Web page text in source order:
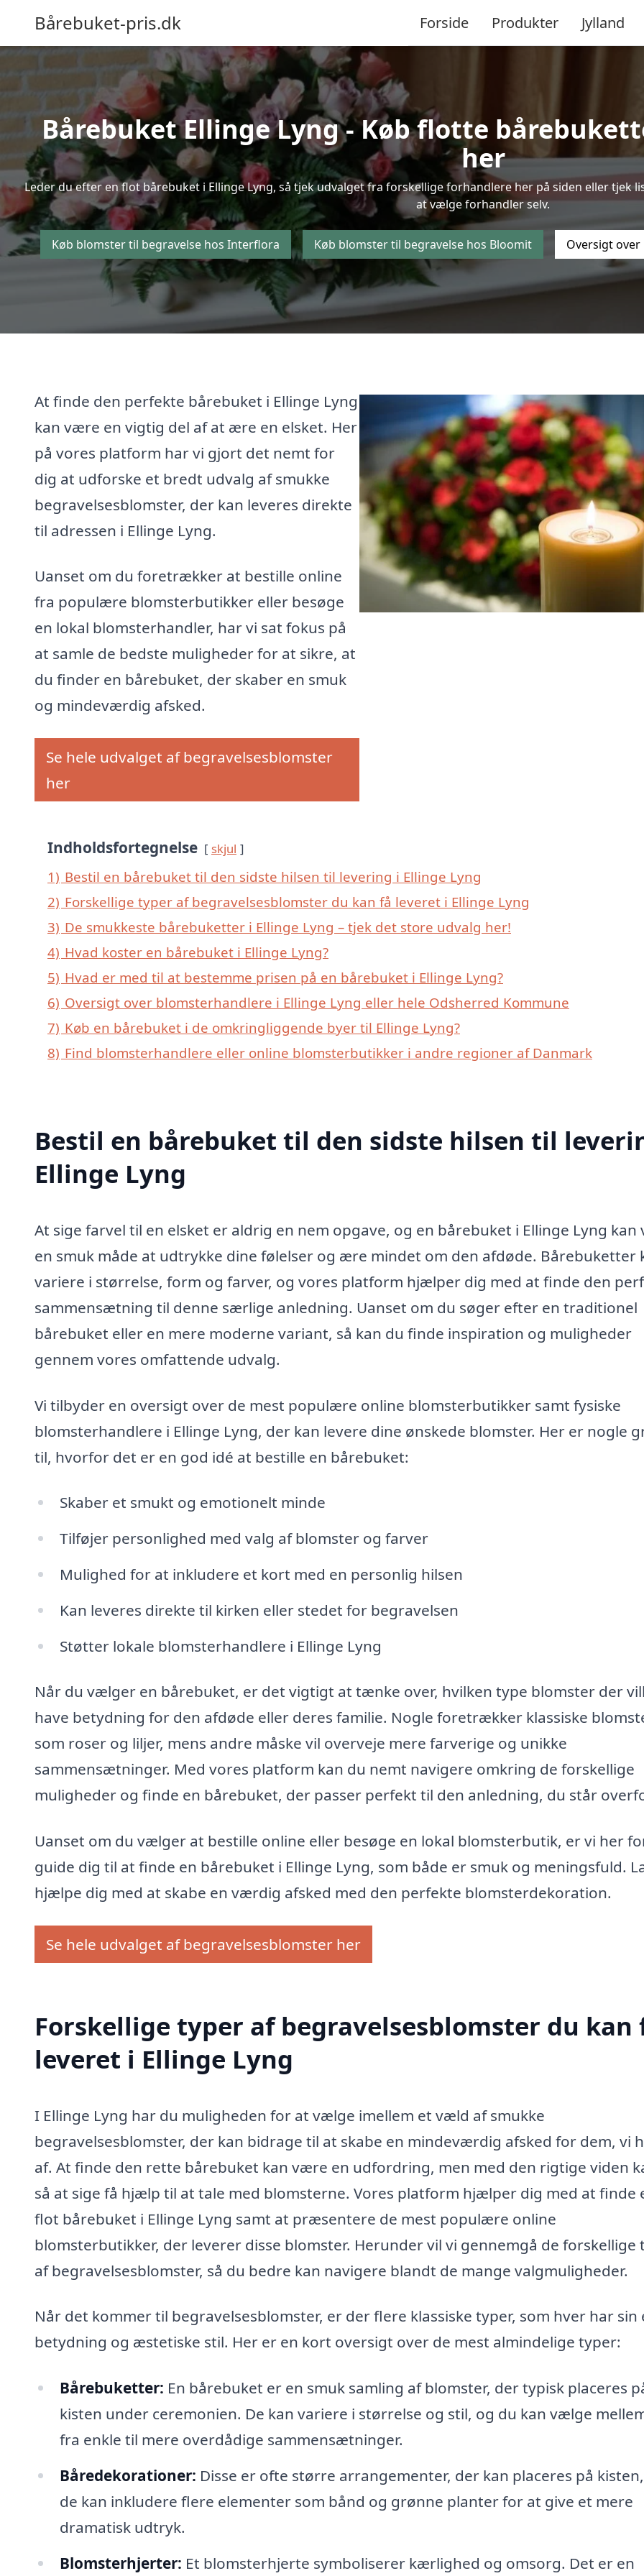
Bårebuket-pris.dk Forside Produkter Jylland
Bårebuket Ellinge Lyng - Køb flotte
her
Leder du efter en flot bårebuket i Ellinge Lyng, så tjek udvalget fra forskellige forhandlere her på siden eller
at vælge forhandler selv.
Køb blomster til begravelse hos Interflora Køb blomster til begravelse hos Bloomit Oversigt
At finde den perfekte bårebuket i Ellinge Lyng
kan være en vigtig del af at ære en elsket. Her
på vores platform har vi gjort det nemt for
dig at udforske et bredt udvalg af smukke
begravelsesblomster, der kan leveres direkte
til adressen i Ellinge Lyng.
Uanset om du foretrækker at bestille online
fra populære blomsterbutikker eller besøge
en lokal blomsterhandler, har vi sat fokus på
at samle de bedste muligheder for at sikre, at
du finder en bårebuket, der skaber en smuk
og mindeværdig afsked.
Se hele udvalget af begravelsesblomster
her
Indholdsfortegnelse skjul
1) Bestil en bårebuket til den sidste hilsen til levering i Ellinge Lyng
2) Forskellige typer af begravelsesblomster du kan få leveret i Ellinge Lyng
3) De smukkeste bårebuketter i Ellinge Lyng – tjek det store udvalg her!
4) Hvad koster en bårebuket i Ellinge Lyng?
5) Hvad er med til at bestemme prisen på en bårebuket i Ellinge Lyng?
6) Oversigt over blomsterhandlere i Ellinge Lyng eller hele Odsherred Kommune
7) Køb en bårebuket i de omkringliggende byer til Ellinge Lyng?
8) Find blomsterhandlere eller online blomsterbutikker i andre regioner af Danmark
Bestil en bårebuket til den sidste hilsen til
Ellinge Lyng
At sige farvel til en elsket er aldrig en nem opgave, og en bårebuket i Ellinge Lyng
en smuk måde at udtrykke dine følelser og ære mindet om den afdøde. Bårebuketter
variere i størrelse, form og farver, og vores platform hjælper dig med at finde den
sammensætning til denne særlige anledning. Uanset om du søger efter en traditionel
bårebuket eller en mere moderne variant, så kan du finde inspiration og muligheder
gennem vores omfattende udvalg.
Vi tilbyder en oversigt over de mest populære online blomsterbutikker samt fysiske
blomsterhandlere i Ellinge Lyng, der kan levere dine ønskede blomster. Her er nogle
til, hvorfor det er en god idé at bestille en bårebuket:
Skaber et smukt og emotionelt minde
Tilføjer personlighed med valg af blomster og farver
Mulighed for at inkludere et kort med en personlig hilsen
Kan leveres direkte til kirken eller stedet for begravelsen
Støtter lokale blomsterhandlere i Ellinge Lyng
Når du vælger en bårebuket, er det vigtigt at tænke over, hvilken type blomster der
have betydning for den afdøde eller deres familie. Nogle foretrækker klassiske
som roser og liljer, mens andre måske vil overveje mere farverige og unikke
sammensætninger. Med vores platform kan du nemt navigere omkring de forskellige
muligheder og finde en bårebuket, der passer perfekt til den anledning, du står
Uanset om du vælger at bestille online eller besøge en lokal blomsterbutik, er vi her
guide dig til at finde en bårebuket i Ellinge Lyng, som både er smuk og meningsfuld.
hjælpe dig med at skabe en værdig afsked med den perfekte blomsterdekoration.
Se hele udvalget af begravelsesblomster her
Forskellige typer af begravelsesblomster du kan
leveret i Ellinge Lyng
I Ellinge Lyng har du muligheden for at vælge imellem et væld af smukke
begravelsesblomster, der kan bidrage til at skabe en mindeværdig afsked for dem, vi
af. At finde den rette bårebuket kan være en udfordring, men med den rigtige viden
så at sige få hjælp til at tale med blomsterne. Vores platform hjælper dig med at finde
flot bårebuket i Ellinge Lyng samt at præsentere de mest populære online
blomsterbutikker, der leverer disse blomster. Herunder vil vi gennemgå de forskellige
af begravelsesblomster, så du bedre kan navigere blandt de mange valgmuligheder.
Når det kommer til begravelsesblomster, er der flere klassiske typer, som hver har sin
betydning og æstetiske stil. Her er en kort oversigt over de mest almindelige typer:
Bårebuketter: En bårebuket er en smuk samling af blomster, der typisk placeres
kisten under ceremonien. De kan variere i størrelse og stil, og du kan vælge
fra enkle til mere overdådige sammensætninger.
Båredekorationer: Disse er ofte større arrangementer, der kan placeres på
de kan inkludere flere elementer som bånd og grønne planter for at give et mere
dramatisk udtryk.
Blomsterhjerter: Et blomsterhjerte symboliserer kærlighed og omsorg. Det er en